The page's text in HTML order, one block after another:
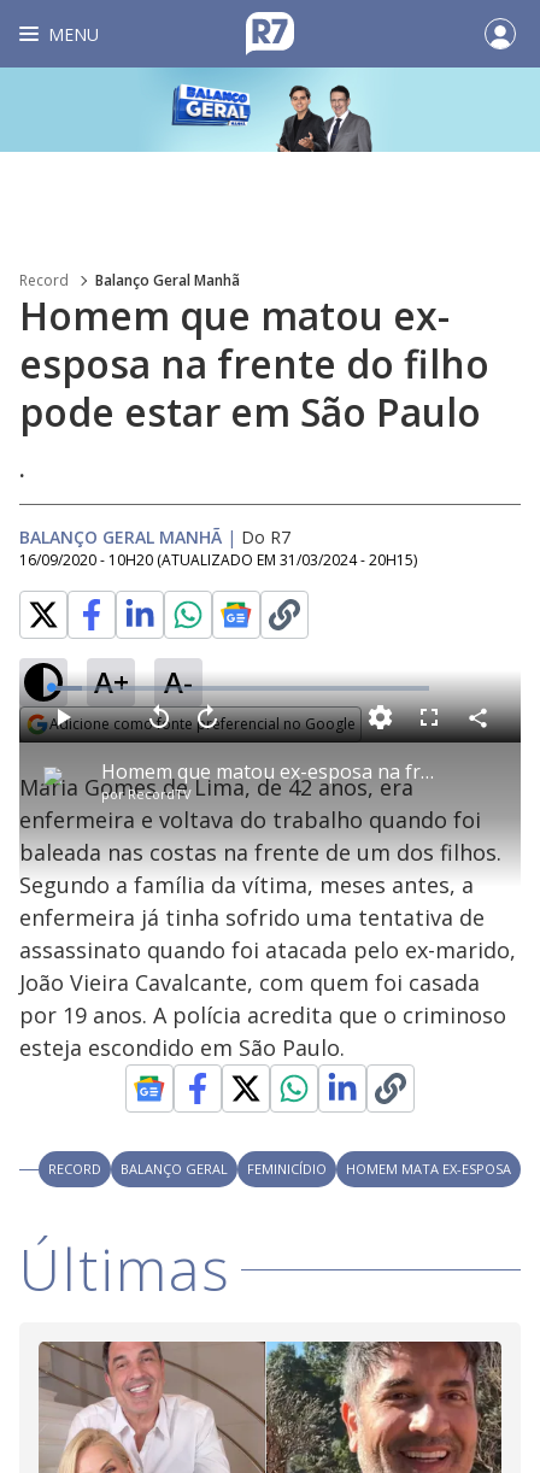
MENU
Record Balanço Geral Manhã
Homem que matou ex-
esposa na frente do filho
pode estar em São Paulo
.
BALANÇO GERAL MANHÃ | Do R7
16/09/2020 - 10H20 (ATUALIZADO EM 31/03/2024 - 20H15)
A+ A-
Adicione como fonte preferencial no Google
P
l
a
y
V
i
d
e
o
Homem que matou ex-esposa na frente do filho pode estar em São Paulo
por RecordTV
P V
t
a
r
0
e
g
n
d
A
n
a
1
s
e
u
n
o
s
M
u
d
o
L
o
a
d
e
.
2
2
%
F
l
r
e
n
C
o
i
l
a
Maria Gomes de Lima, de 42 anos, era
enfermeira e voltava do trabalho quando foi
baleada nas costas na frente de um dos filhos.
Segundo a família da vítima, meses antes, a
enfermeira já tinha sofrido uma tentativa de
assassinato quando foi atacada pelo ex-marido,
João Vieira Cavalcante, com quem foi casada
por 19 anos. A polícia acredita que o criminoso
esteja escondido em São Paulo.
RECORD BALANÇO GERAL FEMINICÍDIO HOMEM MATA EX-ESPOSA
Últimas